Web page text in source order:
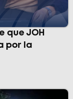
que JOH
por la